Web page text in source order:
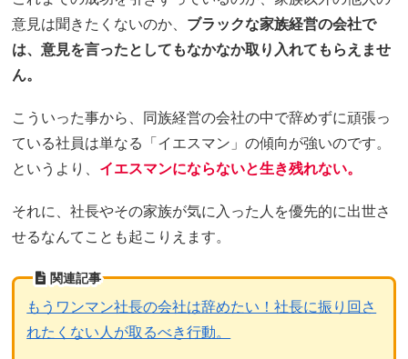
意見は聞きたくないのか、 ブラックな家族経営の会社で
は、意見を言ったとしてもなかなか取り入れてもらえませ
ん。
こういった事から、同族経営の会社の中で辞めずに頑張っ
ている社員は単なる「イエスマン」の傾向が強いのです。
というより、 イエスマンにならないと生き残れない。
それに、社長やその家族が気に入った人を優先的に出世さ
せるなんてことも起こりえます。
関連記事
もうワンマン社長の会社は辞めたい！社長に振り回さ
れたくない人が取るべき行動。